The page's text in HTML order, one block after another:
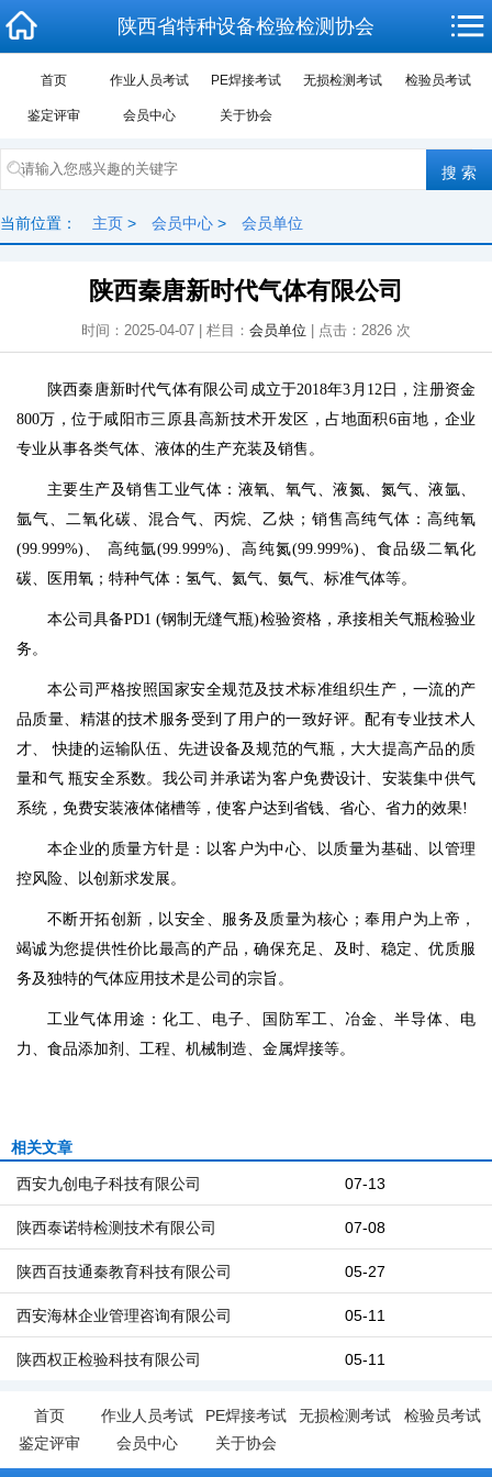
陕西省特种设备检验检测协会
首页 作业人员考试 PE焊接考试 无损检测考试 检验员考试
鉴定评审 会员中心 关于协会
当前位置： 主页 > 会员中心 > 会员单位
陕西秦唐新时代气体有限公司
时间：2025-04-07 | 栏目： 会员单位 | 点击： 2826 次
陕西秦唐新时代气体有限公司成立于2018年3月12日，注册资金
800万，位于咸阳市三原县高新技术开发区，占地面积6亩地，企业
专业从事各类气体、液体的生产充装及销售。
主要生产及销售工业气体：液氧、氧气、液氮、氮气、液氩、
氩气、二氧化碳、混合气、丙烷、乙炔；销售高纯气体：高纯氧
(99.999%)、 高纯氩(99.999%)、高纯氮(99.999%)、食品级二氧化
碳、医用氧；特种气体：氢气、氦气、氨气、标准气体等。
本公司具备PD1 (钢制无缝气瓶)检验资格，承接相关气瓶检验业
务。
本公司严格按照国家安全规范及技术标准组织生产，一流的产
品质量、精湛的技术服务受到了用户的一致好评。配有专业技术人
才、 快捷的运输队伍、先进设备及规范的气瓶，大大提高产品的质
量和气 瓶安全系数。我公司并承诺为客户免费设计、安装集中供气
系统，免费安装液体储槽等，使客户达到省钱、省心、省力的效果!
本企业的质量方针是：以客户为中心、以质量为基础、以管理
控风险、以创新求发展。
不断开拓创新，以安全、服务及质量为核心；奉用户为上帝，
竭诚为您提供性价比最高的产品，确保充足、及时、稳定、优质服
务及独特的气体应用技术是公司的宗旨。
工业气体用途：化工、电子、国防军工、冶金、半导体、电
力、食品添加剂、工程、机械制造、金属焊接等。
相关文章
07-13
西安九创电子科技有限公司
07-08
陕西泰诺特检测技术有限公司
05-27
陕西百技通秦教育科技有限公司
05-11
西安海林企业管理咨询有限公司
05-11
陕西权正检验科技有限公司
首页 作业人员考试 PE焊接考试 无损检测考试
检验员考试
鉴定评审
会员中心 关于协会